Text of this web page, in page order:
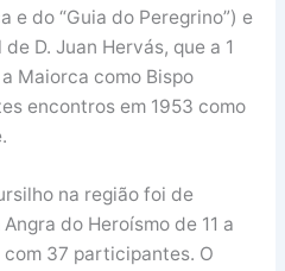
e do “Guia do Peregrino”) e
D. Juan Hervás, que a 1
Maiorca como Bispo
encontros em 1953 como
na região foi de
do Heroísmo de 11 a
37 participantes. O